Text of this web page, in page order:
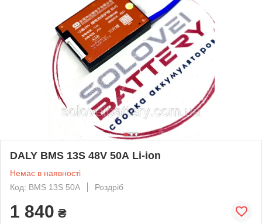
DALY BMS 13S 48V 50А Li-ion
Немає в наявності
Код: BMS 13S 50А
Роздріб
1 840 ₴